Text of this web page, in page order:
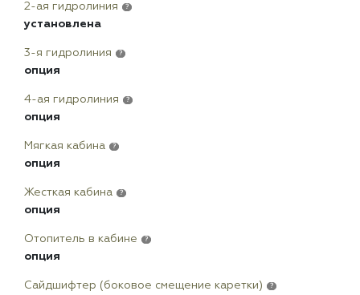
2-ая гидролиния ?
установлена
3-я гидролиния ?
опция
4-ая гидролиния ?
опция
Мягкая кабина ?
опция
Жесткая кабина ?
опция
Отопитель в кабине ?
опция
Сайдшифтер (боковое смещение каретки) ?